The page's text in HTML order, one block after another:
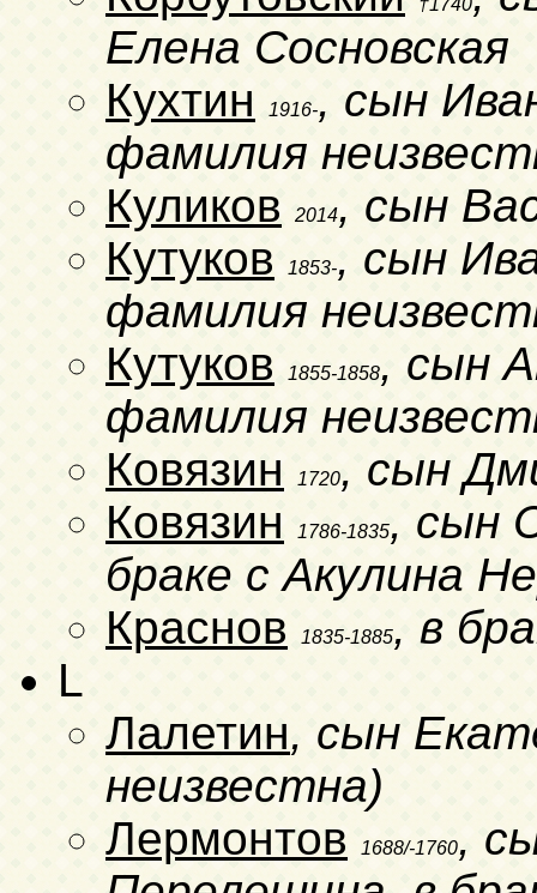
Елена Сосновская
Кухтин
1916-, сын
фамилия
Куликов
2014, сын
Кутуков
1853-, сын
фамилия
Кутуков
1855-1858, сын
фамилия
Ковязин
1720, сын
Ковязин
1786-1835, сын
браке с Акулина
Краснов
1835-1885, в
L
Лалетин, сын
неизвестна)
Лермонтов
1688/-1760,